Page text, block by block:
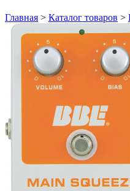
Главная > Каталог товаров >